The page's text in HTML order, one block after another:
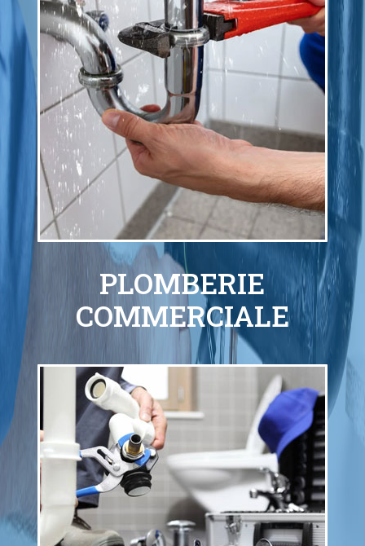
PLOMBERIE
COMMERCIALE